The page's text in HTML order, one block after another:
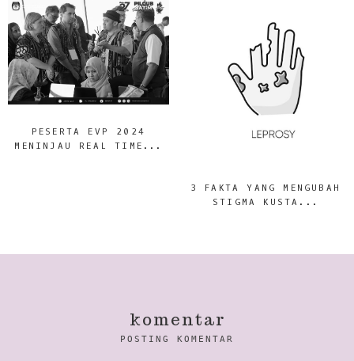
PESERTA EVP 2024
MENINJAU REAL TIME...
3 FAKTA YANG MENGUBAH
STIGMA KUSTA...
komentar
POSTING KOMENTAR